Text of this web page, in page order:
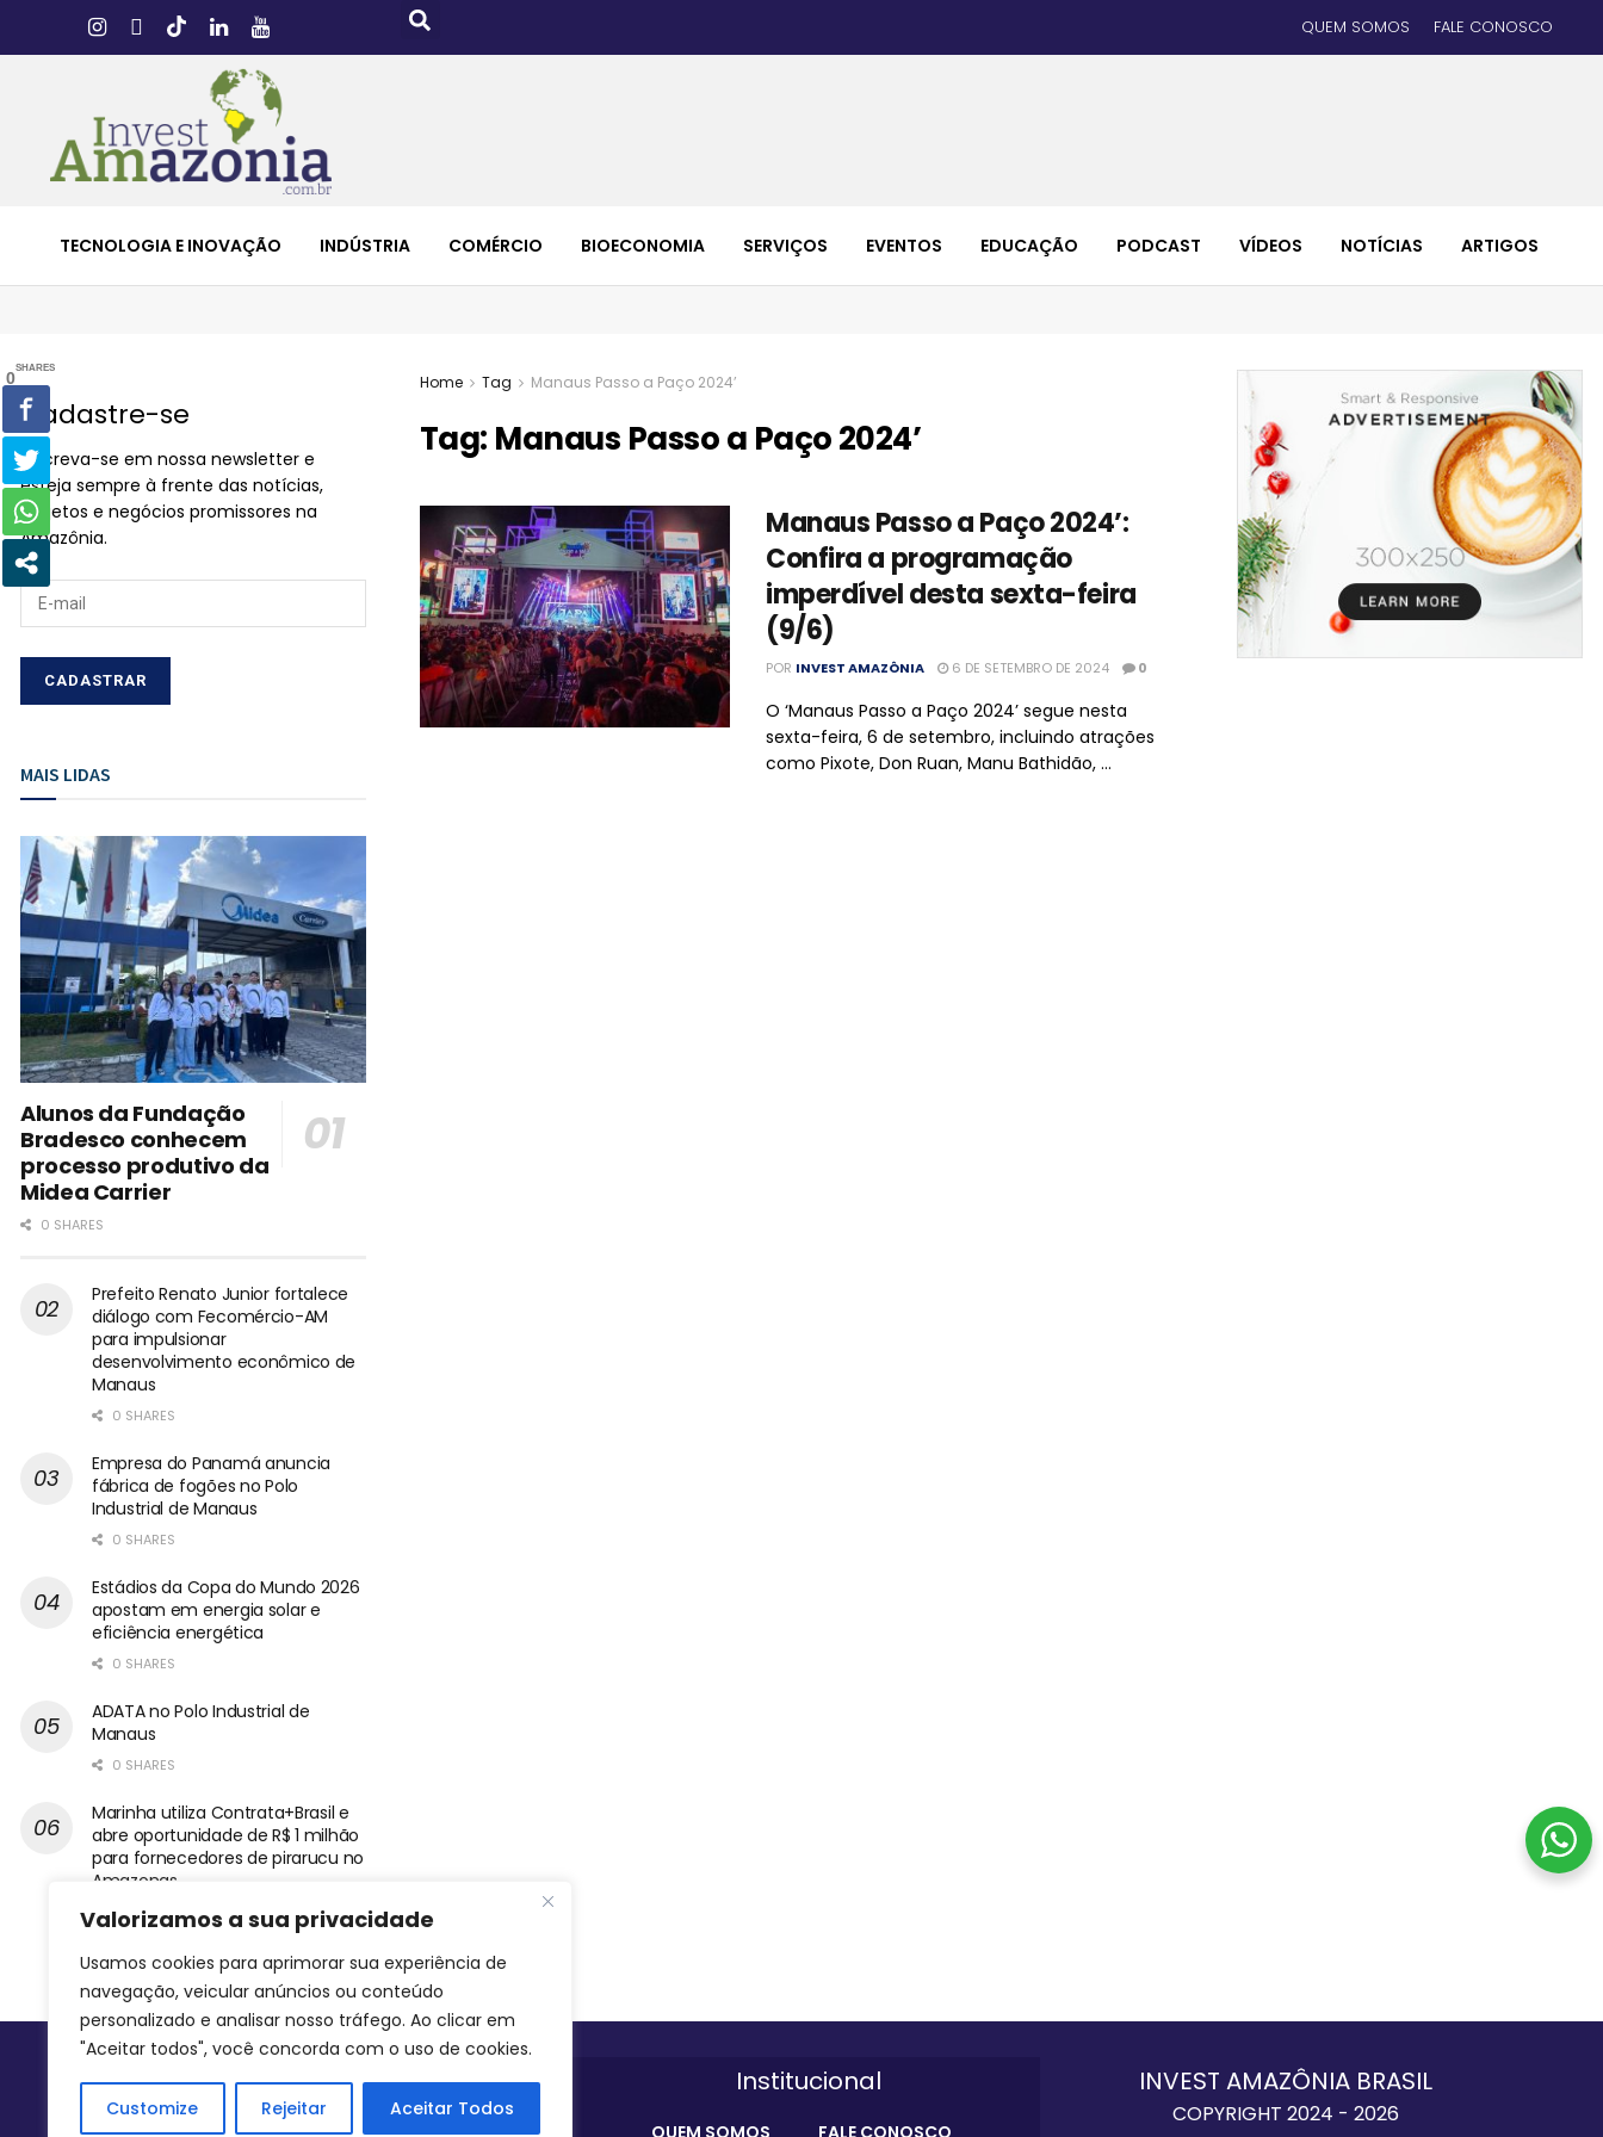
Valorizamos a sua privacidade
Usamos cookies para aprimorar sua experiência de
navegação, veicular anúncios ou conteúdo
personalizado e analisar nosso tráfego. Ao clicar em
"Aceitar todos", você concorda com o uso de cookies.
Customize Rejeitar Aceitar Todos
QUEM SOMOS FALE CONOSCO
TECNOLOGIA E INOVAÇÃO INDÚSTRIA COMÉRCIO BIOECONOMIA SERVIÇOS EVENTOS EDUCAÇÃO PODCAST VÍDEOS NOTÍCIAS ARTIGOS
Home Tag Manaus Passo a Paço 2024’
Tag: Manaus Passo a Paço 2024’
Manaus Passo a Paço 2024’:
Confira a programação
imperdível desta sexta-feira
(9/6)
POR INVEST AMAZÔNIA 6 DE SETEMBRO DE 2024 0
O ‘Manaus Passo a Paço 2024’ segue nesta
sexta-feira, 6 de setembro, incluindo atrações
como Pixote, Don Ruan, Manu Bathidão, ...
Cadastre-se
Inscreva-se em nossa newsletter e
esteja sempre à frente das notícias,
projetos e negócios promissores na
Amazônia.
MAIS LIDAS
Alunos da Fundação
Bradesco conhecem
processo produtivo da
Midea Carrier
0 SHARES
Prefeito Renato Junior fortalece
diálogo com Fecomércio-AM
para impulsionar
desenvolvimento econômico de
Manaus
0 SHARES
Empresa do Panamá anuncia
fábrica de fogões no Polo
Industrial de Manaus
0 SHARES
Estádios da Copa do Mundo 2026
apostam em energia solar e
eficiência energética
0 SHARES
ADATA no Polo Industrial de
Manaus
0 SHARES
Marinha utiliza Contrata+Brasil e
abre oportunidade de R$ 1 milhão
para fornecedores de pirarucu no
Amazonas
0 SHARES
Siga-nos Institucional INVEST AMAZÔNIA BRASIL
COPYRIGHT 2024 - 2026
0
SHARES